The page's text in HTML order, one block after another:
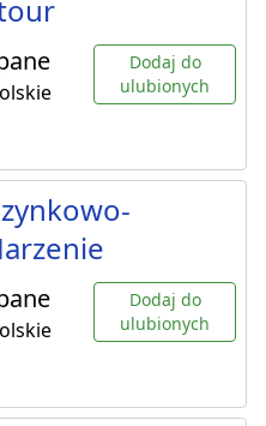
Dodaj do
ulubionych
Dodaj do
ulubionych